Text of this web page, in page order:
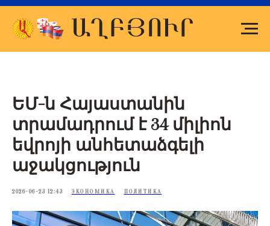
ԵՄ-ն Հայաստանին
տրամադրում է 34 միլիոն
եվրոյի անհետաձգելի
աջակցություն
2026-06-23 12:43 ЭКОНОМИКА ПОЛИТИКА